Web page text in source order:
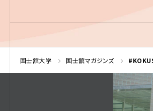
国士舘大学 国士舘マガジンズ